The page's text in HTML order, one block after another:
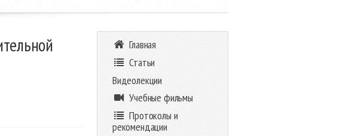
Главная
Статьи
Видеолекции
Учебные фильмы
Протоколы и
рекомендации